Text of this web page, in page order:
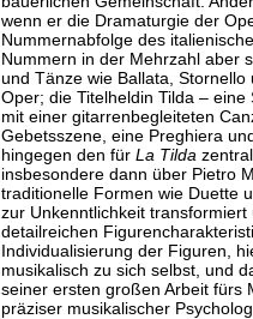
wenn er die Dramaturgie der
Nummernabfolge des
Nummern in der Mehrzahl aber
und Tänze wie Ballata,
Oper; die Titelheldin Tilda –
mit einer gitarrenbegleiteten
Gebetsszene, eine Preghiera
hingegen den für La Tilda
insbesondere dann über Pietro
traditionelle Formen wie Duette
zur Unkenntlichkeit
detailreichen
Individualisierung der Figuren,
musikalisch zu sich selbst, und
seiner ersten großen Arbeit fürs
präziser musikalischer